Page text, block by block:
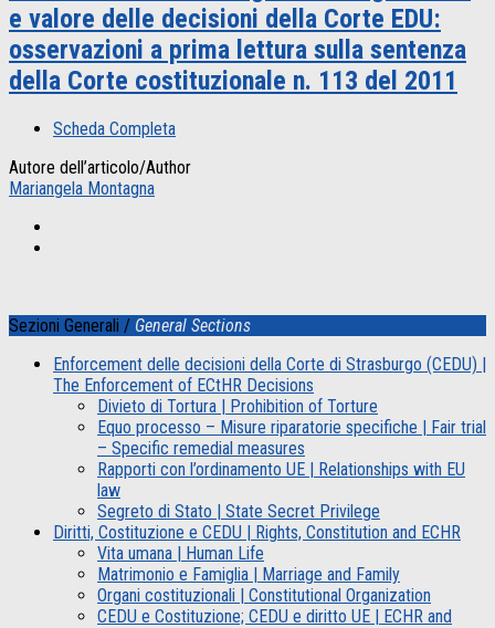
e valore delle decisioni della Corte EDU:
osservazioni a prima lettura sulla sentenza
della Corte costituzionale n. 113 del 2011
Scheda Completa
Autore dell’articolo/Author
Mariangela Montagna
Sezioni Generali / General Sections
Enforcement delle decisioni della Corte di Strasburgo (CEDU) |
The Enforcement of ECtHR Decisions
Divieto di Tortura | Prohibition of Torture
Equo processo – Misure riparatorie specifiche | Fair trial
– Specific remedial measures
Rapporti con l’ordinamento UE | Relationships with EU
law
Segreto di Stato | State Secret Privilege
Diritti, Costituzione e CEDU | Rights, Constitution and ECHR
Vita umana | Human Life
Matrimonio e Famiglia | Marriage and Family
Organi costituzionali | Constitutional Organization
CEDU e Costituzione; CEDU e diritto UE | ECHR and